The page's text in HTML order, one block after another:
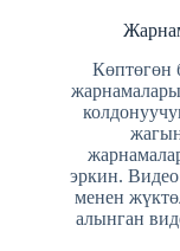
Көптөгөн
эркин.
менен
алынган